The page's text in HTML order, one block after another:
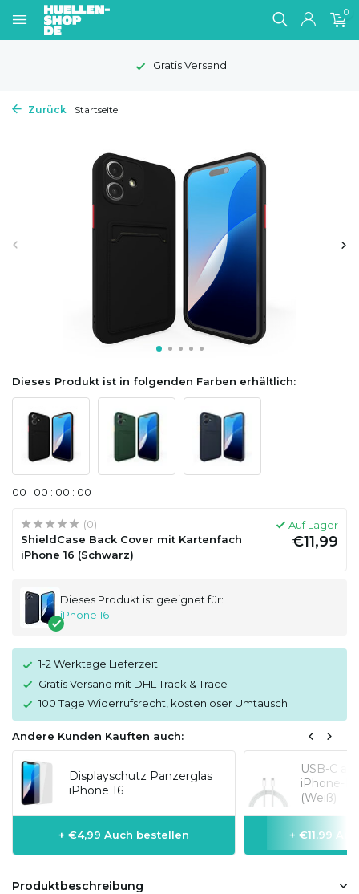
0
Zurück Startseite
Dieses Produkt ist in folgenden Farben erhältlich:
00 : 00 : 00 : 00
(0)
ShieldCase Back Cover mit Kartenfach
iPhone 16 (Schwarz)
Auf Lager
€11,99
Dieses Produkt ist geeignet für:
iPhone 16
1-2 Werktage Lieferzeit
Gratis Versand mit DHL Track & Trace
100 Tage Widerrufsrecht, kostenloser Umtausch
Andere Kunden Kauften auch:
Displayschutz Panzerglas
iPhone 16
+ €4,99 Auch bestellen
USB-C
iPhone-
(Weiß)
+ €11,99
Produktbeschreibung